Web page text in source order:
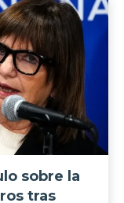
sobre la
tras